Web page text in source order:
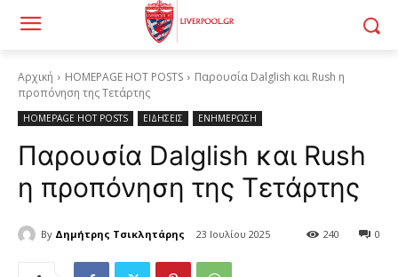
Αρχική HOMEPAGE HOT POSTS
Παρουσία Dalglish και Rush η
προπόνηση της Τετάρτης
HOMEPAGE HOT POSTS ΕΙΔΗΣΕΙΣ ΕΝΗΜΕΡΩΣΗ
Παρουσία Dalglish και Rush
η προπόνηση της Τετάρτης
By Δημήτρης Τσικλητάρης 23 Ιουλίου 2025 0
240